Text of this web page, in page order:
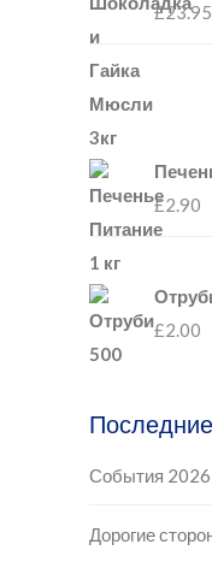
£23.95
£2.90
£2.00
События 2026
Дорогие